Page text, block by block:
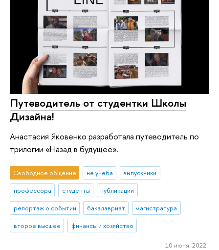
Путеводитель от студентки Школы
Дизайна!
Анастасия Яковенко разработала путеводитель по
трилогии «Назад в будущее».
Свободное общение не учеба
выпускники
профессора
студенты
публикации
репортаж о событии
бакалавриат
магистратура
второе высшее
финансы и хозяйство
10 июня 2022